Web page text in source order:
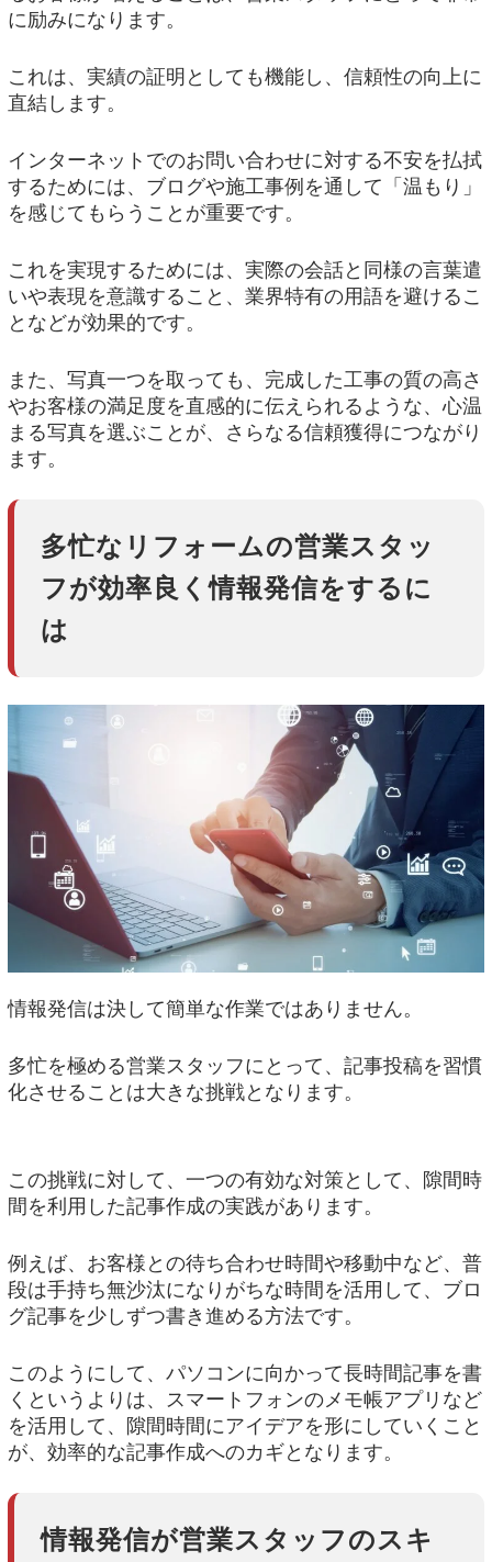
に励みになります。
これは、実績の証明としても機能し、信頼性の向上に
直結します。
インターネットでのお問い合わせに対する不安を払拭
するためには、ブログや施工事例を通して「温もり」
を感じてもらうことが重要です。
これを実現するためには、実際の会話と同様の言葉遣
いや表現を意識すること、業界特有の用語を避けるこ
となどが効果的です。
また、写真一つを取っても、完成した工事の質の高さ
やお客様の満足度を直感的に伝えられるような、心温
まる写真を選ぶことが、さらなる信頼獲得につながり
ます。
多忙なリフォームの営業スタッ
フが効率良く情報発信をするに
は
情報発信は決して簡単な作業ではありません。
多忙を極める営業スタッフにとって、記事投稿を習慣
化させることは大きな挑戦となります。
この挑戦に対して、一つの有効な対策として、隙間時
間を利用した記事作成の実践があります。
例えば、お客様との待ち合わせ時間や移動中など、普
段は手持ち無沙汰になりがちな時間を活用して、ブロ
グ記事を少しずつ書き進める方法です。
このようにして、パソコンに向かって長時間記事を書
くというよりは、スマートフォンのメモ帳アプリなど
を活用して、隙間時間にアイデアを形にしていくこと
が、効率的な記事作成へのカギとなります。
情報発信が営業スタッフのスキ